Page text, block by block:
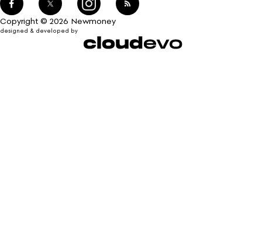
Copyright © 2026 Newmoney
designed & developed by